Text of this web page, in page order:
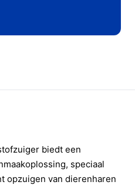
biedt een
speciaal
opzuigen van dierenharen